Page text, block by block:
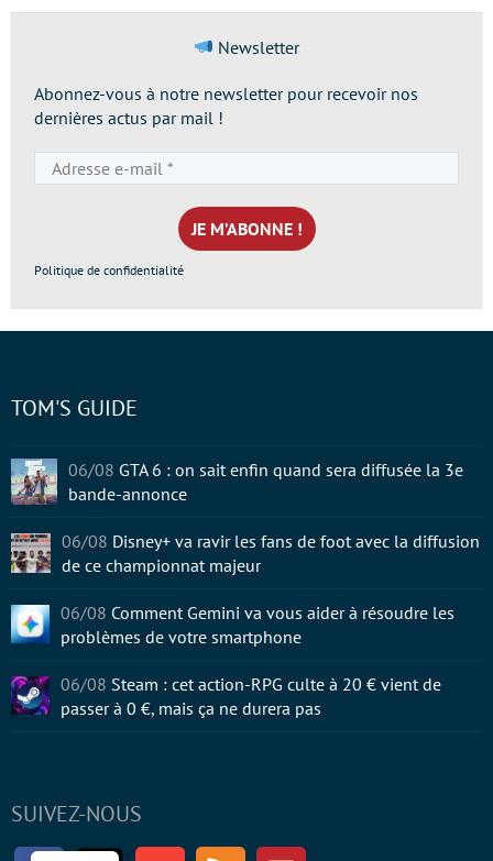
Newsletter
Abonnez-vous à notre newsletter pour recevoir nos
dernières actus par mail !
e-
mail
*
Politique de confidentialité
SUIVEZ-NOUS
TOM'S GUIDE
06/08 GTA 6 : on sait enfin quand sera diffusée la 3e
bande-annonce
06/08 Disney+ va ravir les fans de foot avec la diffusion
de ce championnat majeur
06/08 Comment Gemini va vous aider à résoudre les
problèmes de votre smartphone
06/08 Steam : cet action-RPG culte à 20 € vient de
passer à 0 €, mais ça ne durera pas